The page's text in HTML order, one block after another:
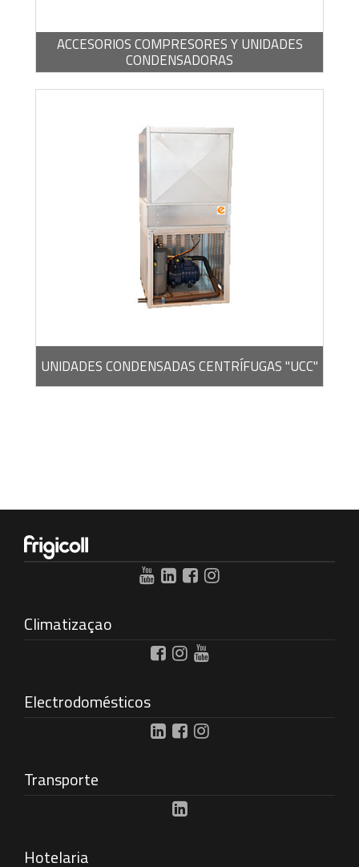
ACCESORIOS COMPRESORES Y UNIDADES
CONDENSADORAS
UNIDADES CONDENSADAS CENTRÍFUGAS "UCC"
BROCHURA -PDF / 262,61 KB
Climatizaçao
Electrodomésticos
Transporte
Hotelaria